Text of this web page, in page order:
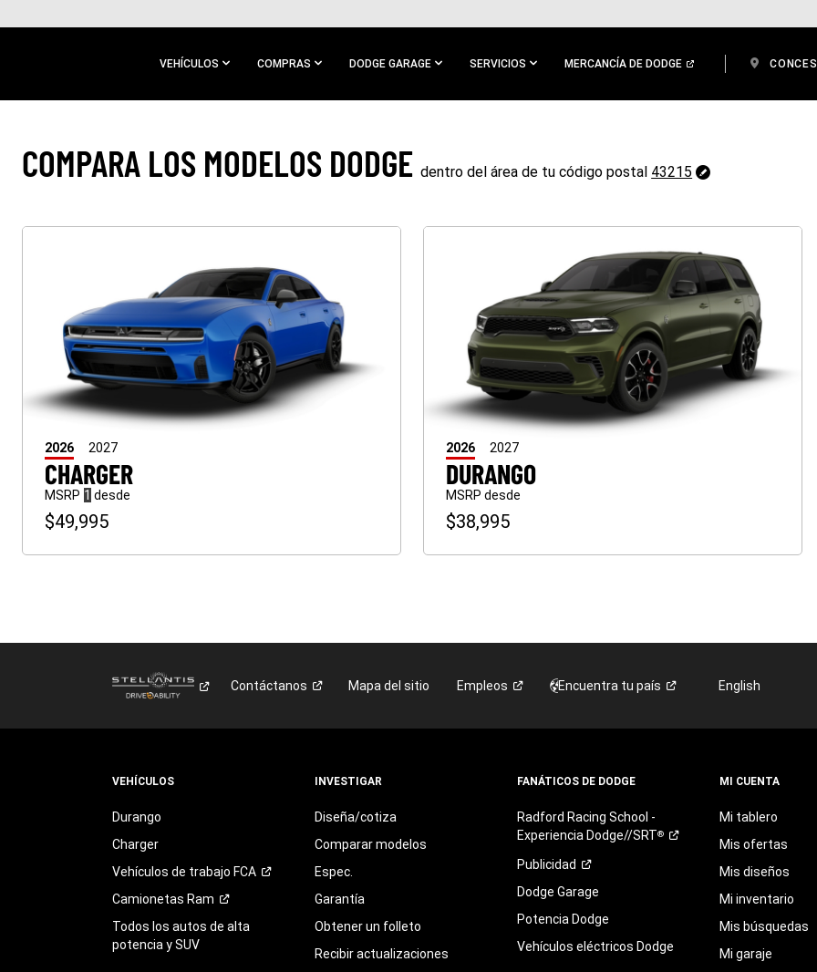
CONTENIDO
VEHÍCULOS COMPRAS DODGE GARAGE SERVICIOS MERCANCÍA DE DODGE
COMPARA LOS MODELOS DODGE​​​​​​ 43215
dentro del área de tu código postal 43215
2026 2027
CHARGER
MSRP (
Divulgación
1 )desde
$49,995
2026 2027
DURANGO
MSRP desde
$38,995
Contáctanos Mapa del sitio Empleos Encuentra tu país English
VEHÍCULOS
Durango
Charger
Vehículos de trabajo FCA
Camionetas Ram
Todos los autos de alta
potencia y SUV
INVESTIGAR
Diseña/cotiza
Comparar modelos
Espec.
Garantía
Obtener un folleto
Recibir actualizaciones
FANÁTICOS DE DODGE
Radford Racing School -
Experiencia Dodge//SRT®
Publicidad
Dodge Garage
Potencia Dodge
Vehículos eléctricos Dodge
MI CUENTA
Mi tablero
Mis ofertas
Mis diseños
Mi inventario
Mis búsquedas
Mi garaje